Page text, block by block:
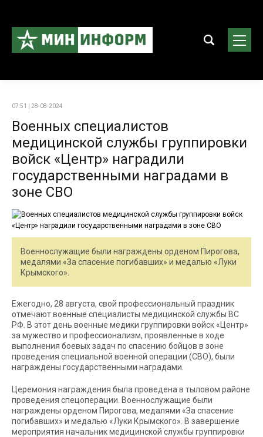
07:51 | 28-08-2024
Военных специалистов
медицинской службы группировки
войск «Центр» наградили
государственными наградами в
зоне СВО
Военнослужащие были награждены орденом Пирогова,
медалями «За спасение погибавших» и медалью «Луки
Крымского».
Ежегодно, 28 августа, свой профессиональный праздник
отмечают военные специалисты медицинской службы ВС
РФ. В этот день военные медики группировки войск «Центр»
за мужество и профессионализм, проявленные в ходе
выполнения боевых задач по спасению бойцов в зоне
проведения специальной военной операции (СВО), были
награждены государственными наградами.
Церемония награждения была проведена в тыловом районе
проведения спецоперации. Военнослужащие были
награждены орденом Пирогова, медалями «За спасение
погибавших» и медалью «Луки Крымского». В завершение
мероприятия начальник медицинской службы группировки